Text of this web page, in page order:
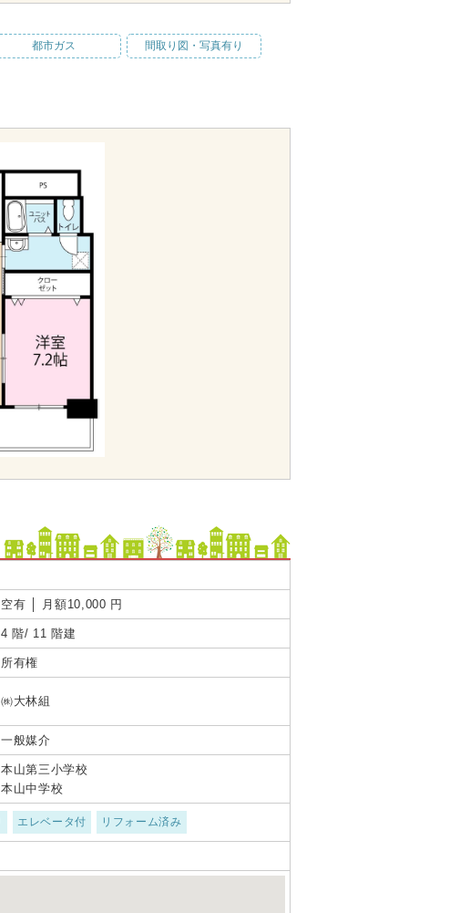
都市ガス 間取り図・写真有り
空有 │ 月額10,000 円
4 階/ 11 階建
所有権
㈱大林組
一般媒介
本山第三小学校
本山中学校
エレベータ付 リフォーム済み